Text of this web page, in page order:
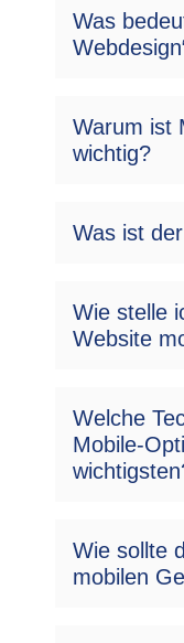
Was
Warum ist
wichtig?
Was ist
Wie stelle
Website
Welche
Mobile-
Wie sollte
mobilen